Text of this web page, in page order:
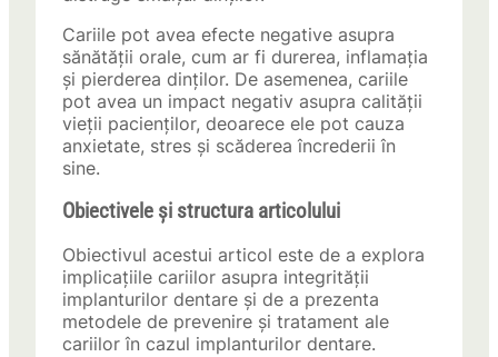
Cariile pot avea efecte negative asupra
sănătății orale, cum ar fi durerea, inflamația
și pierderea dinților. De asemenea, cariile
pot avea un impact negativ asupra calității
vieții pacienților, deoarece ele pot cauza
anxietate, stres și scăderea încrederii în
sine.
Obiectivele și structura articolului
Obiectivul acestui articol este de a explora
implicațiile cariilor asupra integrității
implanturilor dentare și de a prezenta
metodele de prevenire și tratament ale
cariilor în cazul implanturilor dentare.